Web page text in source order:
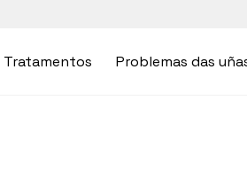
Tratamentos Problemas das